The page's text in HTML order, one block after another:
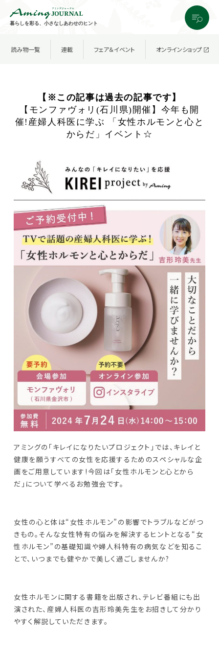
暮らしを彩る、小さなしあわせのヒント
読み物一覧 連載 フェア＆イベント オンラインショップ
【※この記事は過去の記事です】
【モンファヴォリ(石川県)開催】今年も開
催!産婦人科医に学ぶ 「女性ホルモンと心と
からだ」イベント☆
アミングの「キレイになりたいプロジェクト」では、キレイと
健康を願うすべての女性を応援するためのスペシャルな企
画をご用意しています!今回は「女性ホルモンと心とから
だ」について学べるお勉強会です。
女性の心と体は“女性ホルモン”の影響でトラブルなどがつ
きもの。そんな女性特有の悩みを解決するヒントとなる“女
性ホルモン”の基礎知識や婦人科特有の病気などを知るこ
とで、いつまでも健やかで美しく過ごしませんか?
女性ホルモンに関する書籍を出版され、テレビ番組にも出
演された、産婦人科医の吉形玲美先生をお招きして分かり
やすく解説していただきます。